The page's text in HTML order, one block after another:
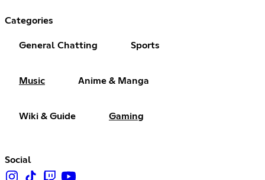
Categories
General Chatting Sports
Music Anime & Manga
Wiki & Guide Gaming
Social